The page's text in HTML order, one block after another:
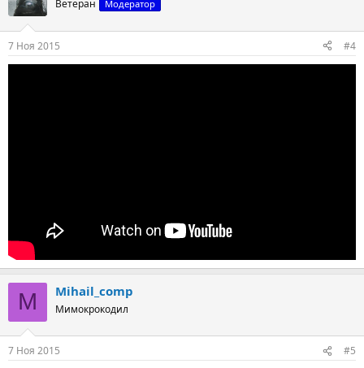
Ветеран Модератор
7 Ноя 2015 #4
M Mihail_comp
Мимокрокодил
7 Ноя 2015 #5